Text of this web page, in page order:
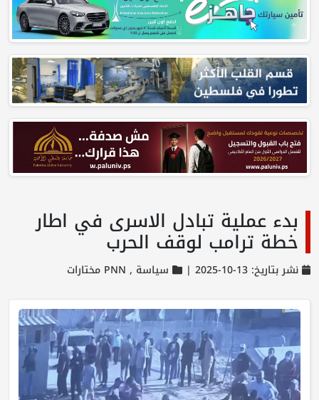
بدء عملية تبادل الاسرى في اطار
خطة ترامب لوقف الحرب
نشر بتاريخ: 13-10-2025 | سياسة , PNN مختارات